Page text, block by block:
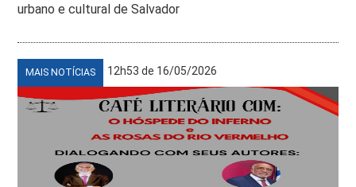
urbano e cultural de Salvador
MAIS NOTÍCIAS 12h53 de 16/05/2026